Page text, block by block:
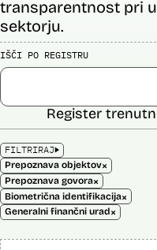
transparentnost pri
sektorju.
IŠČI PO REGISTRU
FILTRIRAJ
Prepoznava objektov×
Prepoznava govora×
Biometrična identifikacija×
Generalni finančni urad×
Register